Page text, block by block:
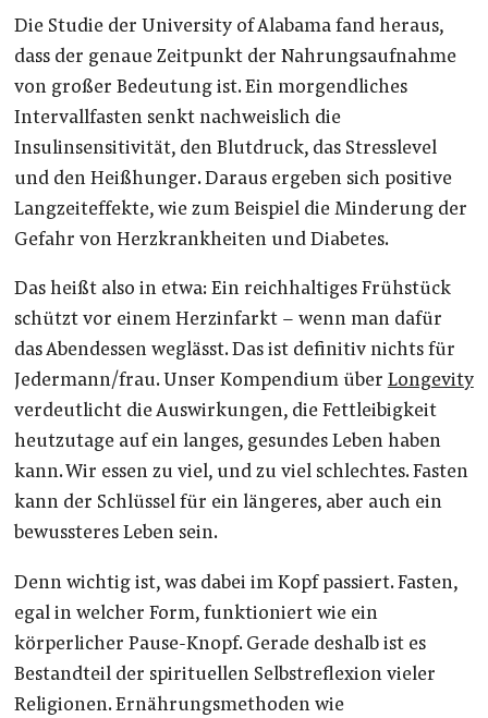
Die Studie der University of Alabama fand heraus,
dass der genaue Zeitpunkt der Nahrungsaufnahme
von großer Bedeutung ist. Ein morgendliches
Intervallfasten senkt nachweislich die
Insulinsensitivität, den Blutdruck, das Stresslevel
und den Heißhunger. Daraus ergeben sich positive
Langzeiteffekte, wie zum Beispiel die Minderung der
Gefahr von Herzkrankheiten und Diabetes.
Das heißt also in etwa: Ein reichhaltiges Frühstück
schützt vor einem Herzinfarkt – wenn man dafür
das Abendessen weglässt. Das ist definitiv nichts für
Jedermann/frau. Unser Kompendium über Longevity
verdeutlicht die Auswirkungen, die Fettleibigkeit
heutzutage auf ein langes, gesundes Leben haben
kann. Wir essen zu viel, und zu viel schlechtes. Fasten
kann der Schlüssel für ein längeres, aber auch ein
bewussteres Leben sein.
Denn wichtig ist, was dabei im Kopf passiert. Fasten,
egal in welcher Form, funktioniert wie ein
körperlicher Pause-Knopf. Gerade deshalb ist es
Bestandteil der spirituellen Selbstreflexion vieler
Religionen. Ernährungsmethoden wie